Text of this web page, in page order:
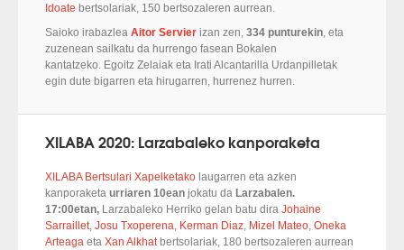
Idoate bertsolariak, 150 bertsozaleren aurrean.
Saioko irabazlea Aitor Servier izan zen, 334 punturekin, eta
zuzenean sailkatu da hurrengo fasean Bokalen
kantatzeko. Egoitz Zelaiak eta Irati Alcantarilla Urdanpilletak
egin dute bigarren eta hirugarren, hurrenez hurren.
XILABA 2020: Larzabaleko kanporaketa
XILABA Bertsulari Xapelketako laugarren eta azken
kanporaketa urriaren 10ean jokatu da Larzabalen.
17:00etan, Larzabaleko Herriko gelan batu dira Johaine
Sarraillet, Josu Txoperena, Kerman Diaz, Mizel Mateo, Oneka
Arteaga eta Xan Alkhatbertsolariak, 180 bertsozaleren aurrean